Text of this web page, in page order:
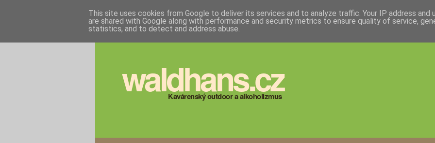
waldhans.cz
Kavárenský outdoor a alkoholizmus
This site uses cookies from Google to deliver its services and to analyze traffic. Your IP address and
are shared with Google along with performance and security metrics to ensure quality of service,
statistics, and to detect and address abuse.